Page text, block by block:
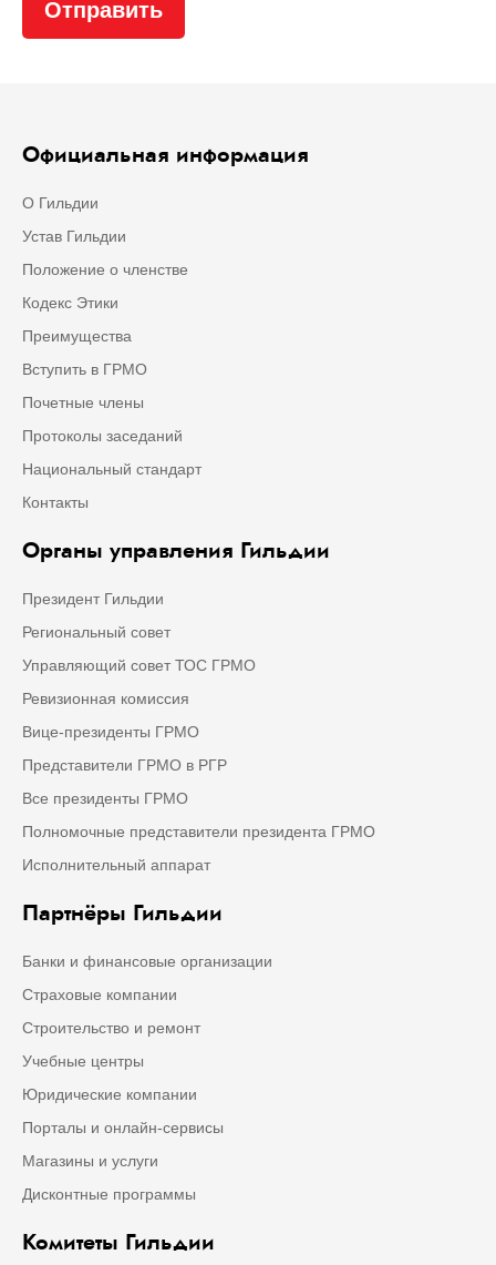
Официальная информация
О Гильдии
Устав Гильдии
Положение о членстве
Кодекс Этики
Преимущества
Вступить в ГРМО
Почетные члены
Протоколы заседаний
Национальный стандарт
Контакты
Органы управления Гильдии
Президент Гильдии
Региональный совет
Управляющий совет ТОС ГРМО
Ревизионная комиссия
Вице-президенты ГРМО
Представители ГРМО в РГР
Все президенты ГРМО
Полномочные представители президента ГРМО
Исполнительный аппарат
Партнёры Гильдии
Банки и финансовые организации
Страховые компании
Строительство и ремонт
Учебные центры
Юридические компании
Порталы и онлайн-сервисы
Магазины и услуги
Дисконтные программы
Комитеты Гильдии